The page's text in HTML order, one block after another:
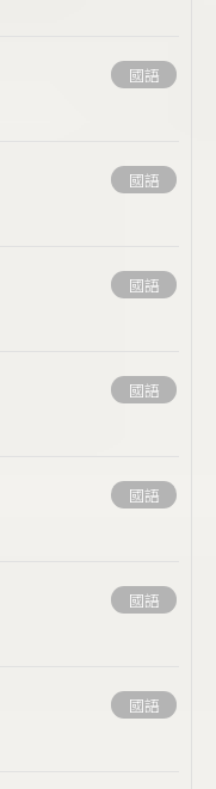
國語
國語
國語
國語
國語
國語
國語